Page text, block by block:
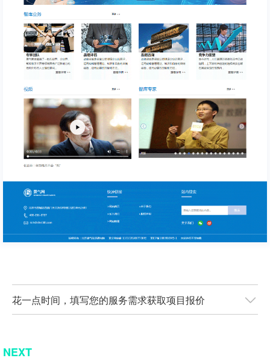
花一点时间，填写您的服务需求获取项目报价
NEXT